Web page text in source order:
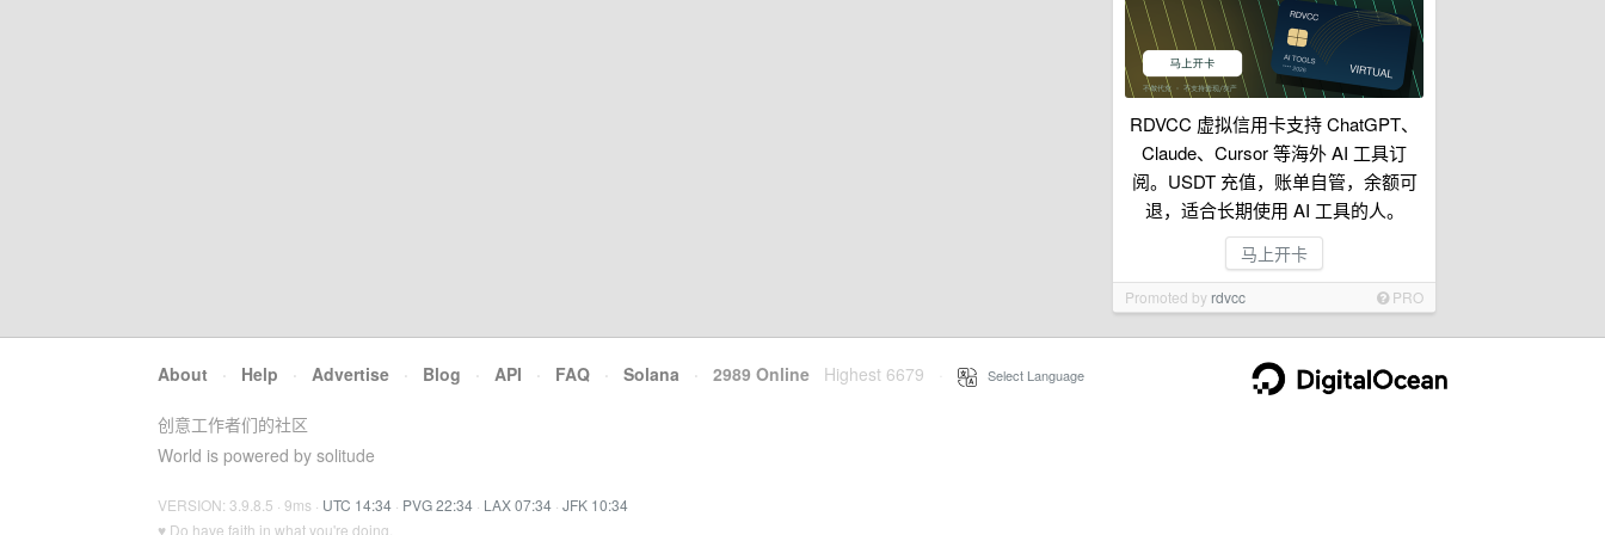
RDVCC 虚拟信用卡支持 ChatGPT、
Claude、Cursor 等海外 AI 工具订
阅。USDT 充值，账单自管，余额可
退，适合长期使用 AI 工具的人。
马上开卡
Promoted by rdvcc PRO
About · Help · Advertise · Blog · API · FAQ · Solana · 2989 Online Highest 6679 Select Language
创意工作者们的社区
World is powered by solitude
VERSION: 3.9.8.5 · 9ms · UTC 14:34 · PVG 22:34 · LAX 07:34 · JFK 10:34
♥ Do have faith in what you're doing.